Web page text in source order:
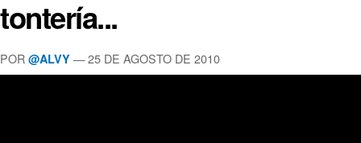
tontería...
POR @ALVY — 25 DE AGOSTO DE 2010